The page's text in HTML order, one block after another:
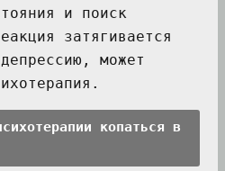
и поиск
затягивается
может
копаться в